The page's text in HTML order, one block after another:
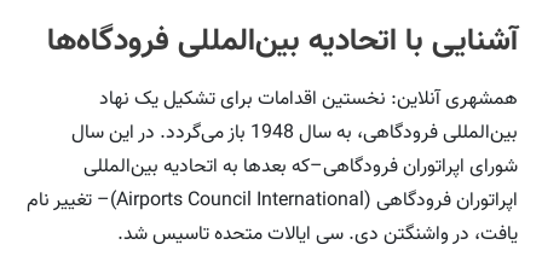
آشنایی با اتحادیه بین‌المللی فرودگاه‌ها
همشهری آنلاین: نخستین اقدامات برای تشکیل یک نهاد
بین‌المللی فرودگاهی، به سال 1948 باز می‌گردد. در این سال
شورای اپراتوران فرودگاهی–که بعدها به اتحادیه بین‌المللی
اپراتوران فرودگاهی (Airports Council International)– تغییر نام
یافت، در واشنگتن دی. سی ایالات متحده تاسیس شد.